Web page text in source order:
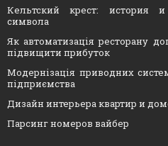
Кельтский крест: история
символа
Як автоматизація ресторану
підвищити прибуток
Модернізація приводних
підприємства
Дизайн интерьера квартир и
Парсинг номеров вайбер